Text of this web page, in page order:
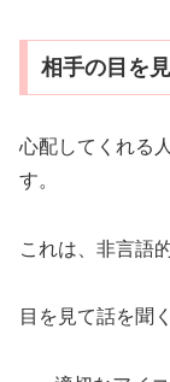
相手の目を
心配してくれる
す。
これは、非言語
目を見て話を聞